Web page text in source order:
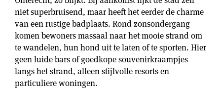
niet superbruisend, maar heeft het eerder de charme
van een rustige badplaats. Rond zonsondergang
komen bewoners massaal naar het mooie strand om
te wandelen, hun hond uit te laten of te sporten. Hier
geen luide bars of goedkope souvenirkraampjes
langs het strand, alleen stijlvolle resorts en
particuliere woningen.